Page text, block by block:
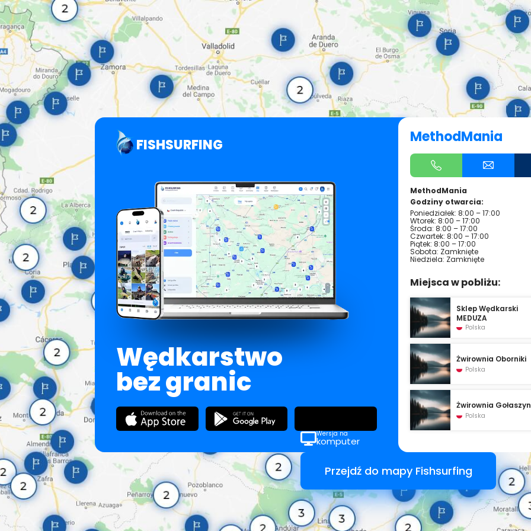
FISHSURFING
Wędkarstwo
bez granic
Wersja na
komputer
MethodMania
MethodMania
Godziny otwarcia:
Poniedziałek: 8:00 – 17:00
Wtorek: 8:00 – 17:00
Środa: 8:00 – 17:00
Czwartek: 8:00 – 17:00
Piątek: 8:00 – 17:00
Sobota: Zamknięte
Niedziela: Zamknięte
Miejsca w pobliżu:
Sklep Wędkarski
MEDUZA
Polska
Żwirownia Oborniki
Polska
Żwirownia Gołaszyn
Polska
Przejdź do mapy Fishsurfing